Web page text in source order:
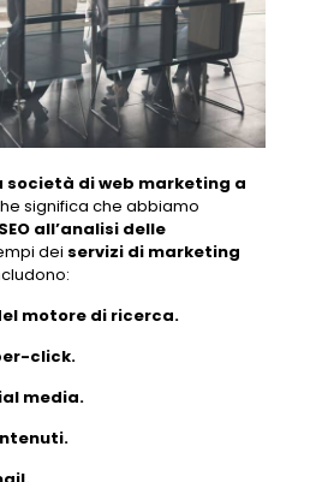
società di web marketing a
significa che abbiamo
SEO all’analisi delle
dei servizi di marketing
motore di ricerca.
click.
media.